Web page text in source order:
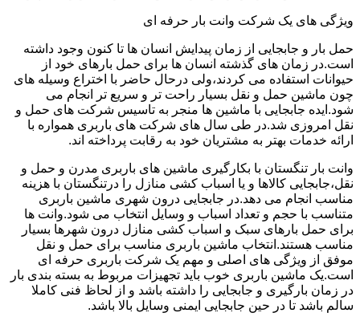
ویژگی های یک شرکت وانت بار حرفه ای
حمل بار و جابجایی از زمان پیدایش انسان ها تا کنون وجود داشته
است.در زمان های گذشته انسان ها برای حمل بارهای خود از
حیوانات استفاده می کردند،ولی درحال حاضر با اختراع وسیله های
چون ماشین حمل و نقل بسیار راحت تر و سریع تر انجام می
شود.ایده جابجایی با ماشین ها منجر به تاسیس شرکت های حمل و
نقل امروزی شد.در طی سال های شرکت های باربری همواره با
ارائه خدمات بهتر به مشتریان خود به رقابت پرداخته اند.
وانت بار تنگستان با بکارگیری ماشین های باربری مدرن و حمل و
نقل،جابجایی کالاها و یا اسباب کشی منازل را درتنگستان با هزینه
مناسب انجام می دهد.در جابجایی درون شهری ماشین باربری
متناسب با حجم و تعداد اسباب و وسایل انتخاب می شود.وانت ها
برای حمل بارهای سبک و اسباب کشی منازل درون شهرها بسیار
مناسب هستند.انتخاب ماشین باربری مناسب برای حمل و نقل
موفق از ویژگی های اصلی و مهم یک شرکت باربری حرفه ای
است.یک ماشین باربری خوب باید تجهیزات مربوط به بسته بندی بار
در زمان بارگیری و جابجایی را داشته باشد و از لحاظ فنی کاملا
سالم باشد تا در حین جابجایی ایمنی وسایل بالا باشد.